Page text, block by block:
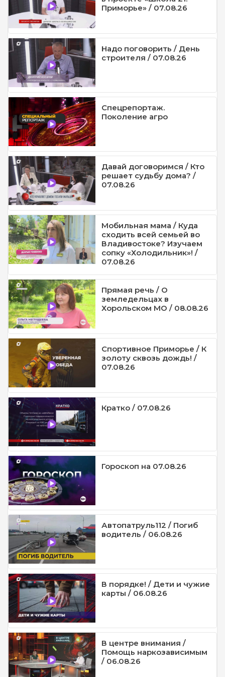
Приморье» / 07.08.26
Надо поговорить / День
строителя / 07.08.26
Спецрепортаж.
Поколение агро
Давай договоримся / Кто
решает судьбу дома? /
07.08.26
Мобильная мама / Куда
сходить всей семьей во
Владивостоке? Изучаем
сопку «Холодильник»! /
07.08.26
Прямая речь / О
земледельцах в
Хорольском МО / 08.08.26
Спортивное Приморье / К
золоту сквозь дождь! /
07.08.26
Кратко / 07.08.26
Гороскоп на 07.08.26
Автопатруль112 / Погиб
водитель / 06.08.26
В порядке! / Дети и чужие
карты / 06.08.26
В центре внимания /
Помощь наркозависимым
/ 06.08.26